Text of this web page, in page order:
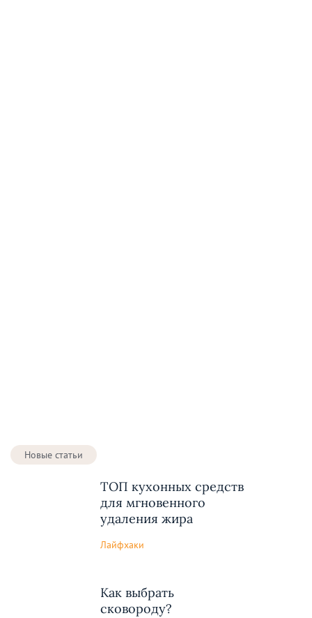
Новые статьи
ТОП кухонных средств
для мгновенного
удаления жира
Лайфхаки
Как выбрать
сковороду?